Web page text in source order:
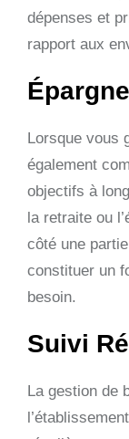
dépenses et
rapport aux
Lorsque vous
également
objectifs à
la retraite ou
côté une
constituer un
besoin.
Suivi
La gestion de